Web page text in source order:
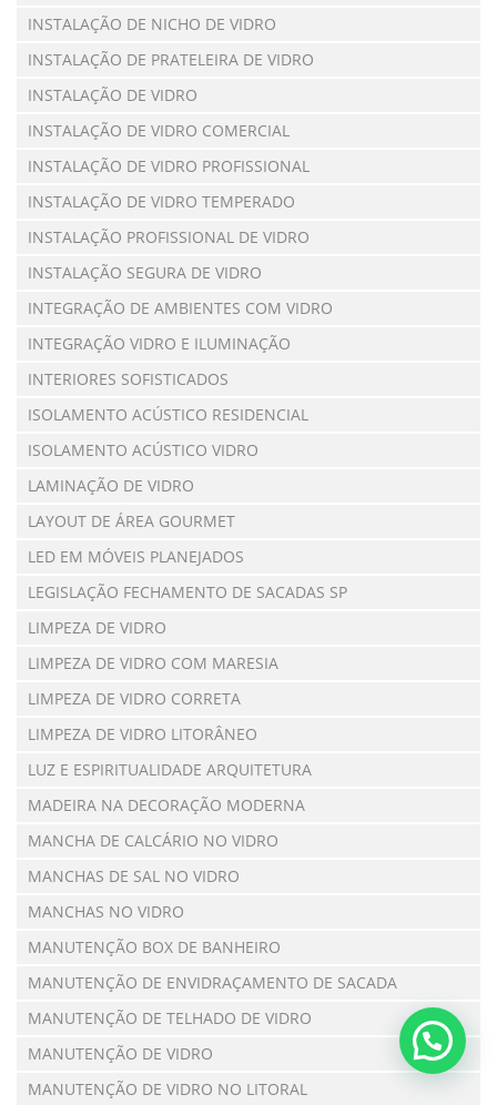
INSTALAÇÃO DE NICHO DE VIDRO
INSTALAÇÃO DE PRATELEIRA DE VIDRO
INSTALAÇÃO DE VIDRO
INSTALAÇÃO DE VIDRO COMERCIAL
INSTALAÇÃO DE VIDRO PROFISSIONAL
INSTALAÇÃO DE VIDRO TEMPERADO
INSTALAÇÃO PROFISSIONAL DE VIDRO
INSTALAÇÃO SEGURA DE VIDRO
INTEGRAÇÃO DE AMBIENTES COM VIDRO
INTEGRAÇÃO VIDRO E ILUMINAÇÃO
INTERIORES SOFISTICADOS
ISOLAMENTO ACÚSTICO RESIDENCIAL
ISOLAMENTO ACÚSTICO VIDRO
LAMINAÇÃO DE VIDRO
LAYOUT DE ÁREA GOURMET
LED EM MÓVEIS PLANEJADOS
LEGISLAÇÃO FECHAMENTO DE SACADAS SP
LIMPEZA DE VIDRO
LIMPEZA DE VIDRO COM MARESIA
LIMPEZA DE VIDRO CORRETA
LIMPEZA DE VIDRO LITORÂNEO
LUZ E ESPIRITUALIDADE ARQUITETURA
MADEIRA NA DECORAÇÃO MODERNA
MANCHA DE CALCÁRIO NO VIDRO
MANCHAS DE SAL NO VIDRO
MANCHAS NO VIDRO
MANUTENÇÃO BOX DE BANHEIRO
MANUTENÇÃO DE ENVIDRAÇAMENTO DE SACADA
MANUTENÇÃO DE TELHADO DE VIDRO
MANUTENÇÃO DE VIDRO
MANUTENÇÃO DE VIDRO NO LITORAL